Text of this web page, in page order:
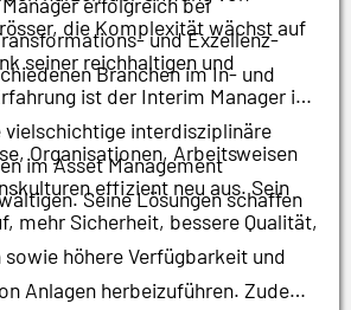
und Exzellenz-
Branchen im In- und
die Komplexität wächst auf
seiner reichhaltigen und
ist der Interim Manager in
vielschichtige interdisziplinäre
im Asset Management
Seine Lösungen schaffen
Organisationen, Arbeitsweisen
effizient neu aus. Sein
mehr Sicherheit, bessere Qualität,
höhere Verfügbarkeit und
Anlagen herbeizuführen. Zudem